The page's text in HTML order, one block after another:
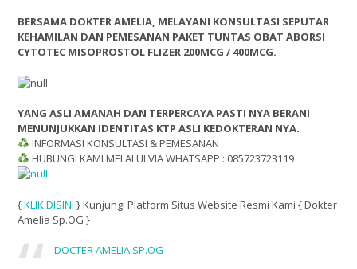
BERSAMA DOKTER AMELIA, MELAYANI KONSULTASI SEPUTAR
KEHAMILAN DAN PEMESANAN PAKET TUNTAS OBAT ABORSI
CYTOTEC MISOPROSTOL FLIZER 200MCG / 400MCG.
YANG ASLI AMANAH DAN TERPERCAYA PASTI NYA BERANI
MENUNJUKKAN IDENTITAS KTP ASLI KEDOKTERAN NYA.
INFORMASI KONSULTASI & PEMESANAN
HUBUNGI KAMI MELALUI VIA WHATSAPP : 085723723119
{KLIK DISINI } Kunjungi Platform Situs Website Resmi Kami { Dokter
Amelia Sp.OG }
DOCTER AMELIA SP.OG